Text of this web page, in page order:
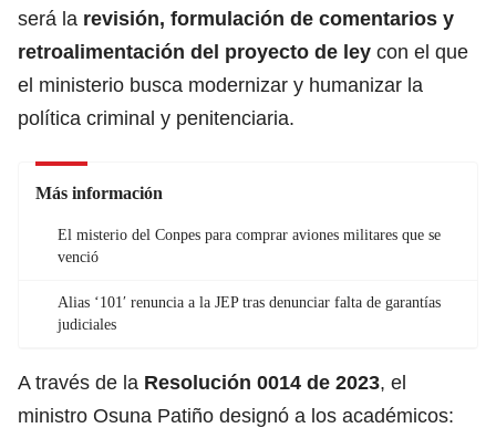
será la revisión, formulación de comentarios y
retroalimentación del proyecto de ley con el que
el ministerio busca modernizar y humanizar la
política criminal y penitenciaria.
Más información
El misterio del Conpes para comprar aviones militares que se
venció
Alias ‘101′ renuncia a la JEP tras denunciar falta de garantías
judiciales
A través de la Resolución 0014 de 2023, el
ministro Osuna Patiño designó a los académicos: